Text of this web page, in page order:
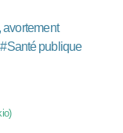
avortement
#Santé publique
)